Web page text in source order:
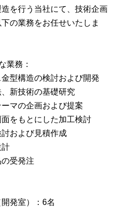
を行う当社にて、技術企画
の業務をお任せいたしま
業務：
金型構造の検討および開発
、新技術の基礎研究
ーマの企画および提案
面をもとにした加工検討
討および見積作成
計
の受発注
発室）：6名